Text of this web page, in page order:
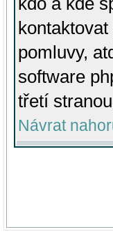
pomluvy,
software
třetí
Návrat